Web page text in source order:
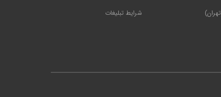
شرایط تبلیغات